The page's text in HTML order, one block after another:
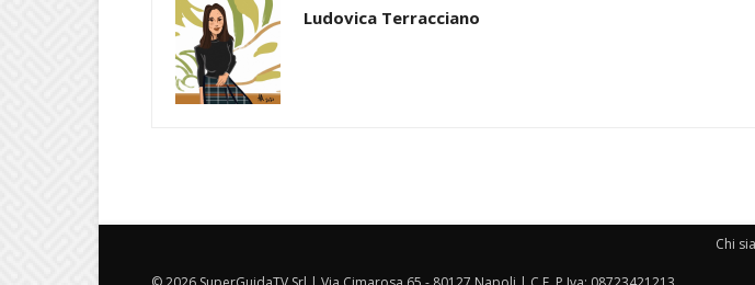
Ludovica Terracciano
Chi